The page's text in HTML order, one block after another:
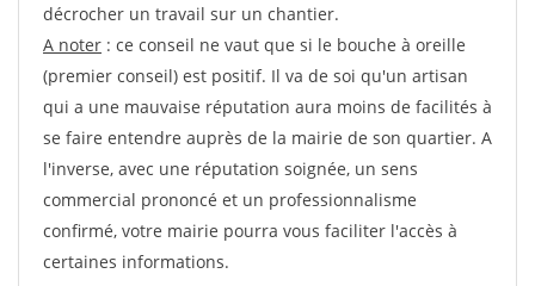
décrocher un travail sur un chantier.
A noter : ce conseil ne vaut que si le bouche à oreille
(premier conseil) est positif. Il va de soi qu'un artisan
qui a une mauvaise réputation aura moins de facilités à
se faire entendre auprès de la mairie de son quartier. A
l'inverse, avec une réputation soignée, un sens
commercial prononcé et un professionnalisme
confirmé, votre mairie pourra vous faciliter l'accès à
certaines informations.